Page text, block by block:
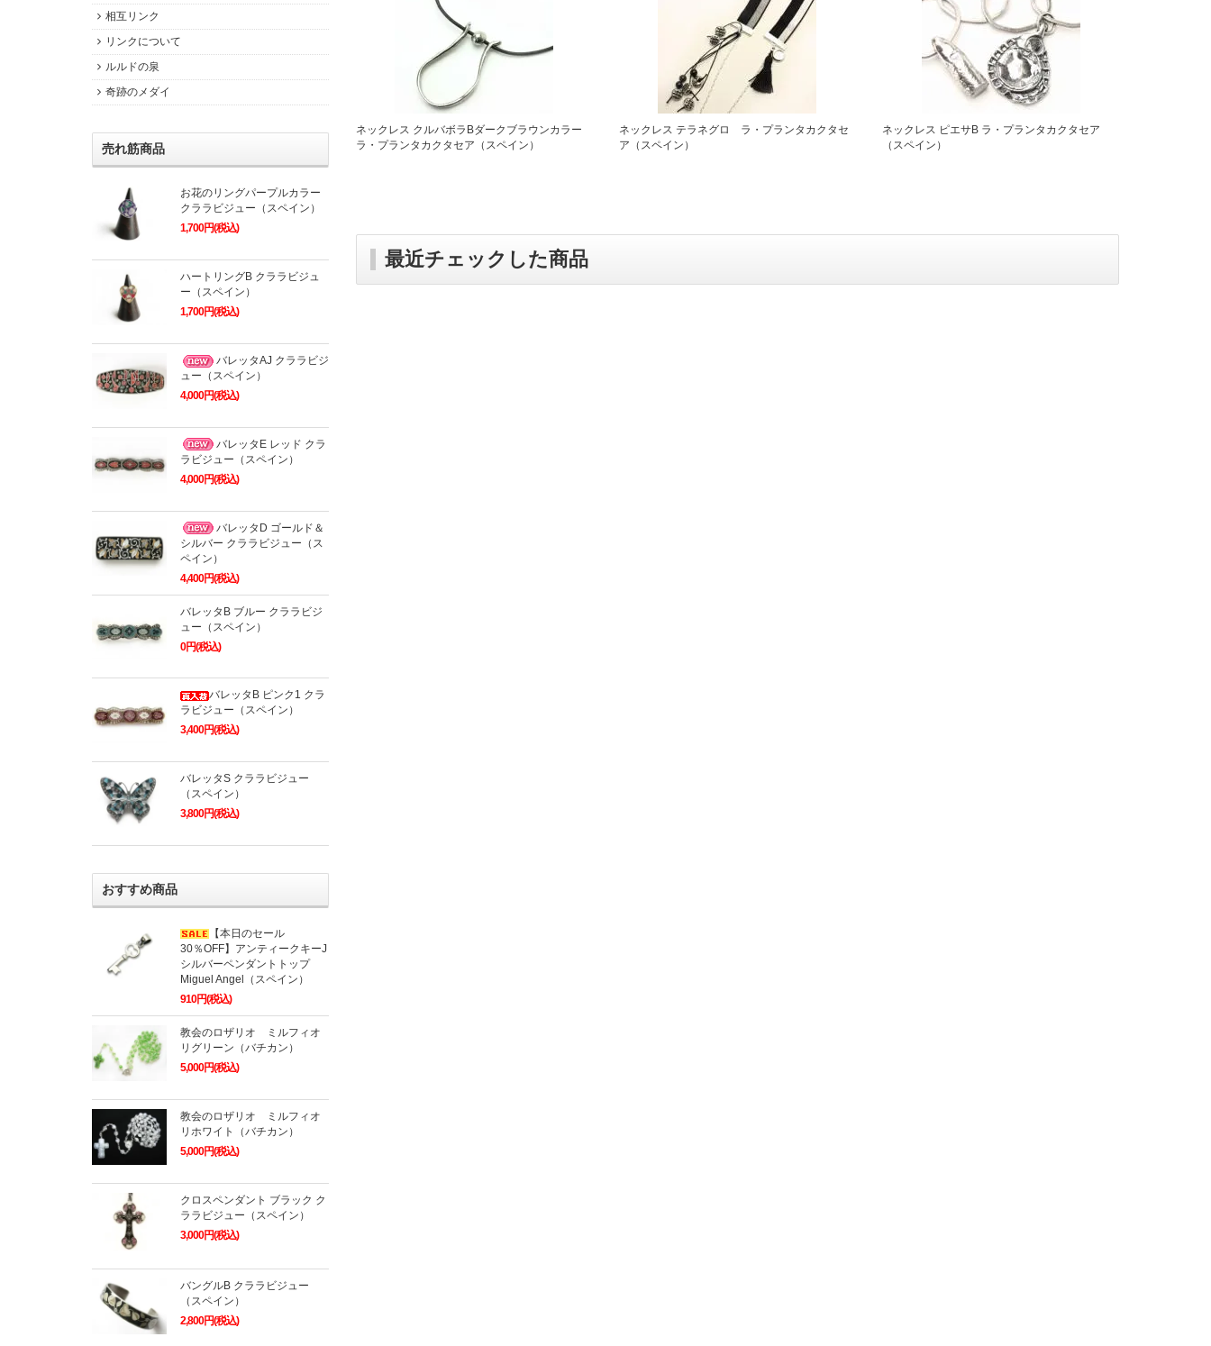
ネックレス クルバボラBダークブラウンカラー
ラ・プランタカクタセア（スペイン）
ネックレス テラネグロ ラ・プランタカクタセ
ア（スペイン）
ネックレス ピエサB ラ・プランタカクタセア
（スペイン）
最近チェックした商品
相互リンク
リンクについて
ルルドの泉
奇跡のメダイ
売れ筋商品
お花のリングパープルカラー
クララビジュー（スペイン）
1,700円(税込)
ハートリングB クララビジュ
ー（スペイン）
1,700円(税込)
バレッタAJ クララビジ
ュー（スペイン）
4,000円(税込)
バレッタE レッド クラ
ラビジュー（スペイン）
4,000円(税込)
バレッタD ゴールド＆
シルバー クララビジュー（ス
ペイン）
4,400円(税込)
バレッタB ブルー クララビジ
ュー（スペイン）
0円(税込)
バレッタB ピンク1 クラ
ラビジュー（スペイン）
3,400円(税込)
バレッタS クララビジュー
（スペイン）
3,800円(税込)
おすすめ商品
【本日のセール
30％OFF】アンティークキーJ
シルバーペンダントトップ
Miguel Angel（スペイン）
910円(税込)
教会のロザリオ ミルフィオ
リグリーン（バチカン）
5,000円(税込)
教会のロザリオ ミルフィオ
リホワイト（バチカン）
5,000円(税込)
クロスペンダント ブラック ク
ララビジュー（スペイン）
3,000円(税込)
バングルB クララビジュー
（スペイン）
2,800円(税込)